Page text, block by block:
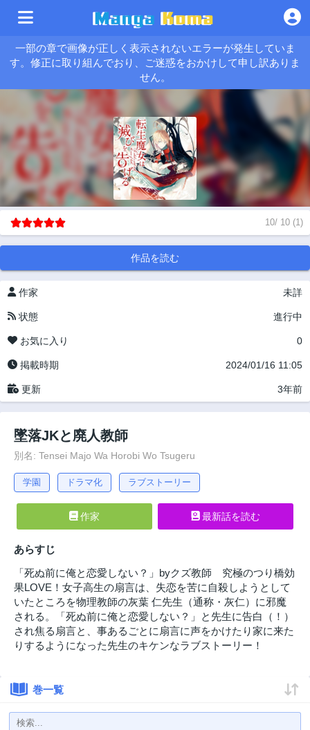
一部の章で画像が正しく表示されないエラーが発生していま
す。修正に取り組んでおり、ご迷惑をおかけして申し訳ありま
せん。
10/ 10 (1)
作品を読む
作家 未詳
状態 進行中
お気に入り 0
掲載時期 2024/01/16 11:05
更新 3年前
墜落JKと廃人教師
別名: Tensei Majo Wa Horobi Wo Tsugeru
学園 ドラマ化 ラブストーリー
作家 最新話を読む
あらすじ
「死ぬ前に俺と恋愛しない？」byクズ教師 究極のつり橋効
果LOVE！女子高生の扇言は、失恋を苦に自殺しようとして
いたところを物理教師の灰葉 仁先生（通称・灰仁）に邪魔
される。「死ぬ前に俺と恋愛しない？」と先生に告白（！）
され焦る扇言と、事あるごとに扇言に声をかけたり家に来た
りするようになった先生のキケンなラブストーリー！
巻一覧